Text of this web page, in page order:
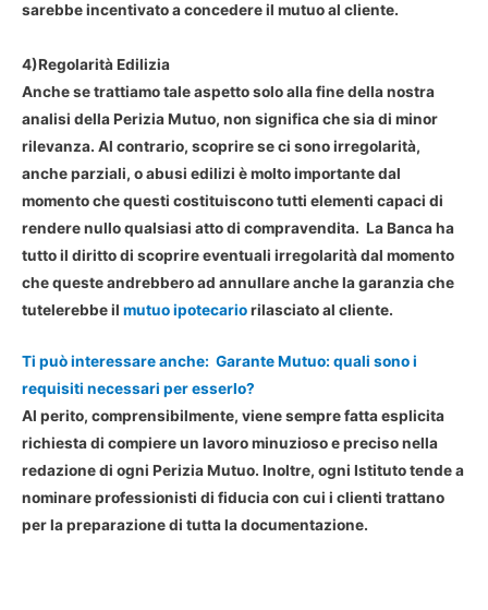
sarebbe incentivato a concedere il mutuo al cliente.
4)Regolarità Edilizia
Anche se trattiamo tale aspetto solo alla fine della nostra
analisi della Perizia Mutuo, non significa che sia di minor
rilevanza. Al contrario, scoprire se ci sono irregolarità,
anche parziali, o abusi edilizi è molto importante dal
momento che questi costituiscono tutti elementi capaci di
rendere nullo qualsiasi atto di compravendita. La Banca ha
tutto il diritto di scoprire eventuali irregolarità dal momento
che queste andrebbero ad annullare anche la garanzia che
tutelerebbe il mutuo ipotecariorilasciato al cliente.
Ti può interessare anche: Garante Mutuo: quali sono i
requisiti necessari per esserlo?
Al perito, comprensibilmente, viene sempre fatta esplicita
richiesta di compiere un lavoro minuzioso e preciso nella
redazione di ogni Perizia Mutuo. Inoltre, ogni Istituto tende a
nominare professionisti di fiducia con cui i clienti trattano
per la preparazione di tutta la documentazione.